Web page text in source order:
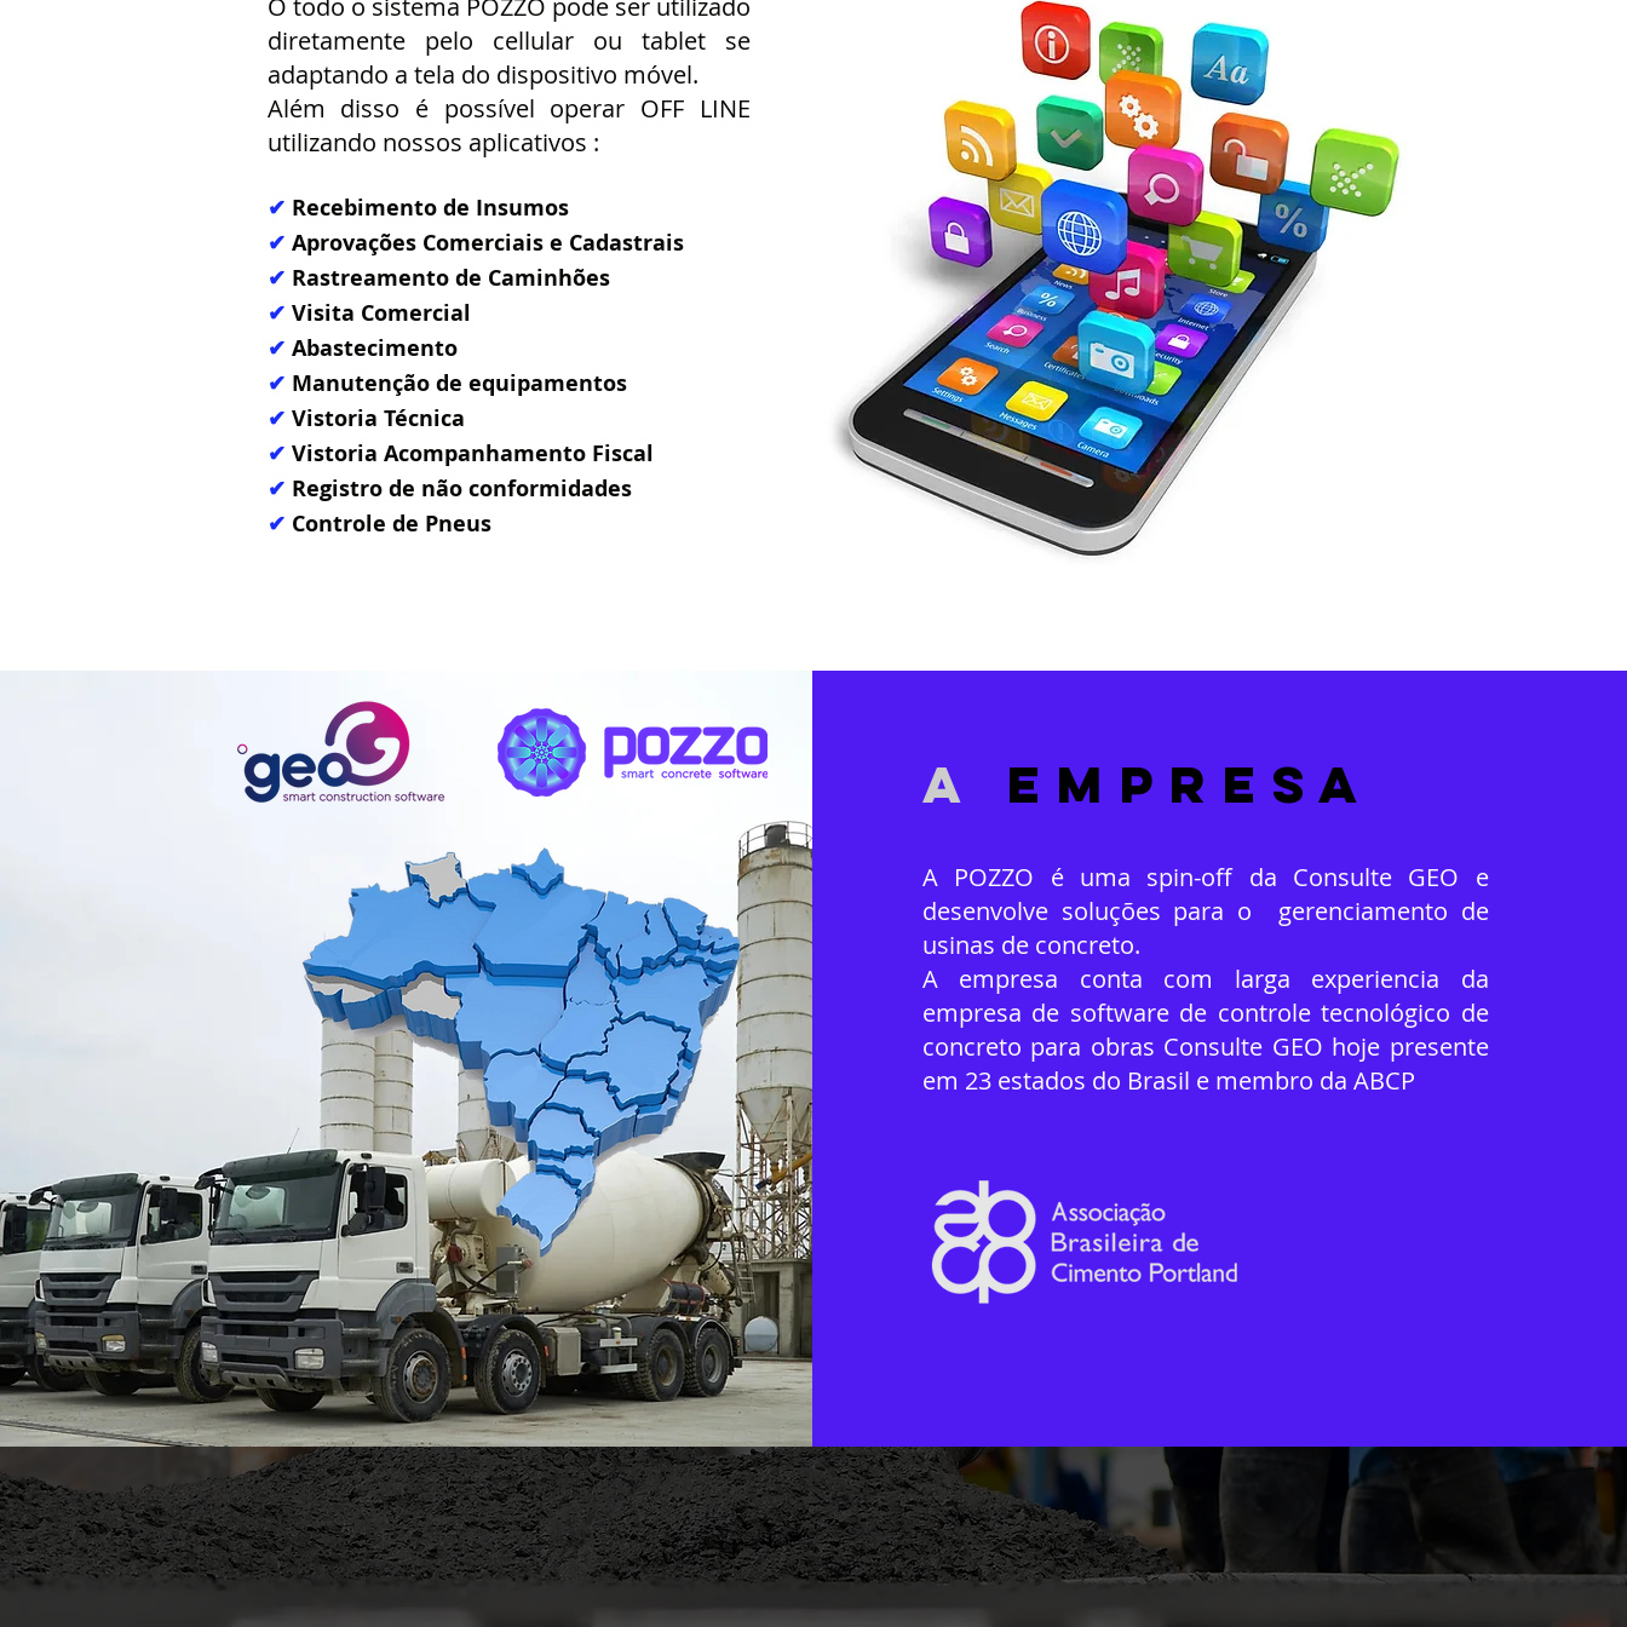
O todo o sistema POZZO pode ser utilizado
diretamente pelo cellular ou tablet se
adaptando a tela do dispositivo móvel.
Além disso é possível operar OFF LINE
utilizando nossos aplicativos :
✔ Recebimento de Insumos
✔ Aprovações Comerciais e Cadastrais
✔ Rastreamento de Caminhões
✔ Visita Comercial
✔ Abastecimento
✔ Manutenção de equipamentos
✔ Vistoria Técnica
✔ Vistoria Acompanhamento Fiscal
✔ Registro de não conformidades
✔ Controle de Pneus
a empresa
A POZZO é uma spin-off da Consulte GEO e
desenvolve soluções para o gerenciamento de
usinas de concreto.
A empresa conta com larga experiencia da
empresa de software de controle tecnológico de
concreto para obras Consulte GEO hoje presente
em 23 estados do Brasil e membro da ABCP